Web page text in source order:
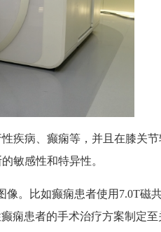
病、癫痫等，并且在膝关节
敏感性和特异性。
。比如癫痫患者使用7.0T磁
痫患者的手术治疗方案制定